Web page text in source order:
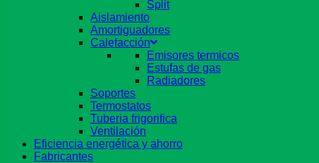
Split
Aislamiento
Amortiguadores
Calefacción
Emisores termicos
Estufas de gas
Radiadores
Soportes
Termostatos
Tuberia frigorifica
Ventilación
Eficiencia energética y ahorro
Fabricantes